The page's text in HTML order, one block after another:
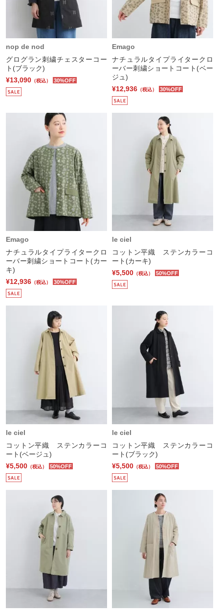
nop de nod
グログラン刺繍チェスターコー
ト(ブラック)
¥13,090 （税込） 30%OFF
Emago
ナチュラルタイプライタークロ
ーバー刺繍ショートコート(ベー
ジュ)
¥12,936 （税込） 30%OFF
Emago
ナチュラルタイプライタークロ
ーバー刺繍ショートコート(カー
キ)
¥12,936 （税込） 30%OFF
le ciel
コットン平織 ステンカラーコ
ート(カーキ)
¥5,500 （税込） 50%OFF
le ciel
コットン平織 ステンカラーコ
ート(ベージュ)
¥5,500 （税込） 50%OFF
le ciel
コットン平織 ステンカラーコ
ート(ブラック)
¥5,500 （税込） 50%OFF